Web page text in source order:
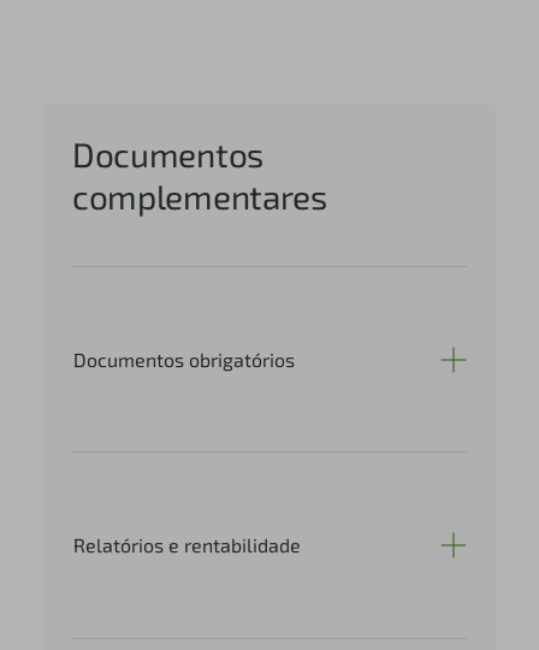
Documentos
complementares
Documentos obrigatórios
Relatórios e rentabilidade